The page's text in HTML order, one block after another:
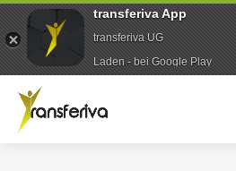
transferiva App
transferiva UG
Laden - bei Google Play